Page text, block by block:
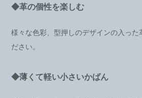
◆革の個性を楽しむ
様々な色彩、型押しのデザインの入った
ださい。
◆薄くて軽い小さいかばん